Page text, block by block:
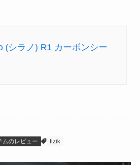
(シラノ) R1 カーボンシー
ムのレビュー fizik